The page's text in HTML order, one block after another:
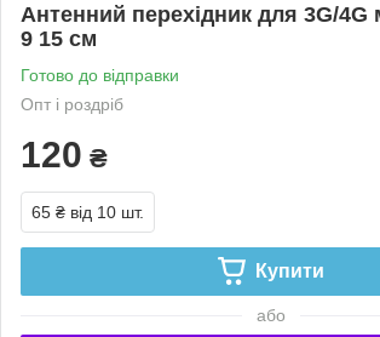
Антенний перехідник для 3G/4G
9 15 см
Готово до відправки
Опт і роздріб
120 ₴
65 ₴ від 10 шт.
Купити
або